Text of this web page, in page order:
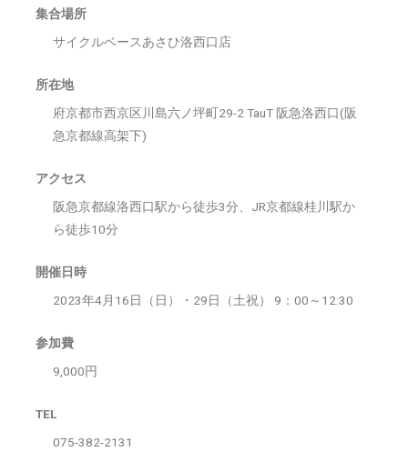
集合場所
サイクルベースあさひ洛西口店
所在地
府京都市西京区川島六ノ坪町29-2 TauT 阪急洛西口(阪
急京都線高架下)
アクセス
阪急京都線洛西口駅から徒歩3分、JR京都線桂川駅か
ら徒歩10分
開催日時
2023年4月16日（日）・29日（土祝） 9：00～12:30
参加費
9,000円
TEL
075-382-2131